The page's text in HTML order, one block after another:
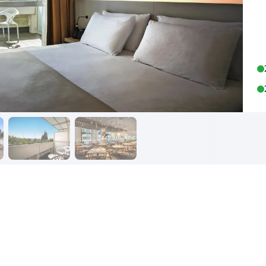
Frankreich
Reisekalender
Ihr perfekt geplantes Jahr
Abfahrtsstellen
Alles auf einen Blick
Reisekalender
Ihr perfekt geplantes Jahr
Ihr Weg zum
Flughafentransfer &